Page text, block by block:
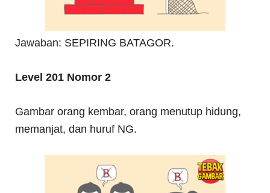
Jawaban: SEPIRING BATAGOR.
Level 201 Nomor 2
Gambar orang kembar, orang menutup hidung,
memanjat, dan huruf NG.